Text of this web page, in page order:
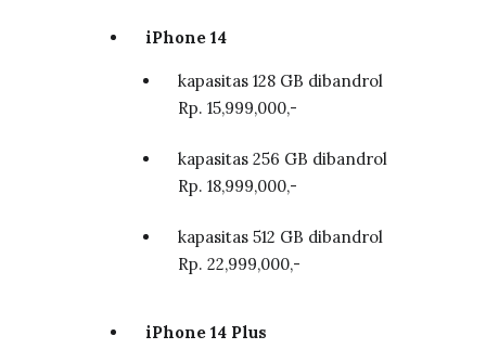
iPhone 14
kapasitas 128 GB dibandrol
Rp. 15,999,000,-
kapasitas 256 GB dibandrol
Rp. 18,999,000,-
kapasitas 512 GB dibandrol
Rp. 22,999,000,-
iPhone 14 Plus